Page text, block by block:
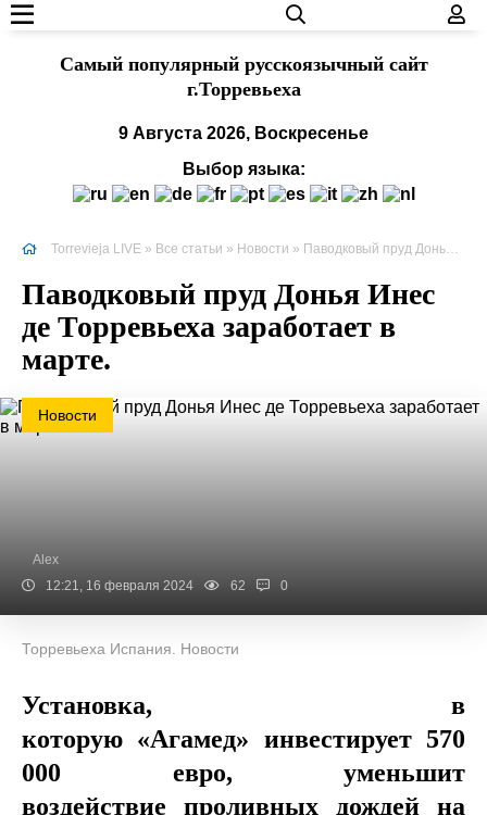
Cамый популярный русскоязычный сайт
г.Торревьеха
9 Августа 2026, Воскресенье
Выбор языка:
Torrevieja LIVE » Все статьи » Новости » Паводковый пруд Донья Инес де Торревьеха заработает в марте.
Паводковый пруд Донья Инес
де Торревьеха заработает в
марте.
Новости
Alex
12:21, 16 февраля 2024
62 0
Торревьеха Испания. Новости
Установка, в
которую «Агамед» инвестирует 570
000 евро, уменьшит
воздействие проливных дождей на